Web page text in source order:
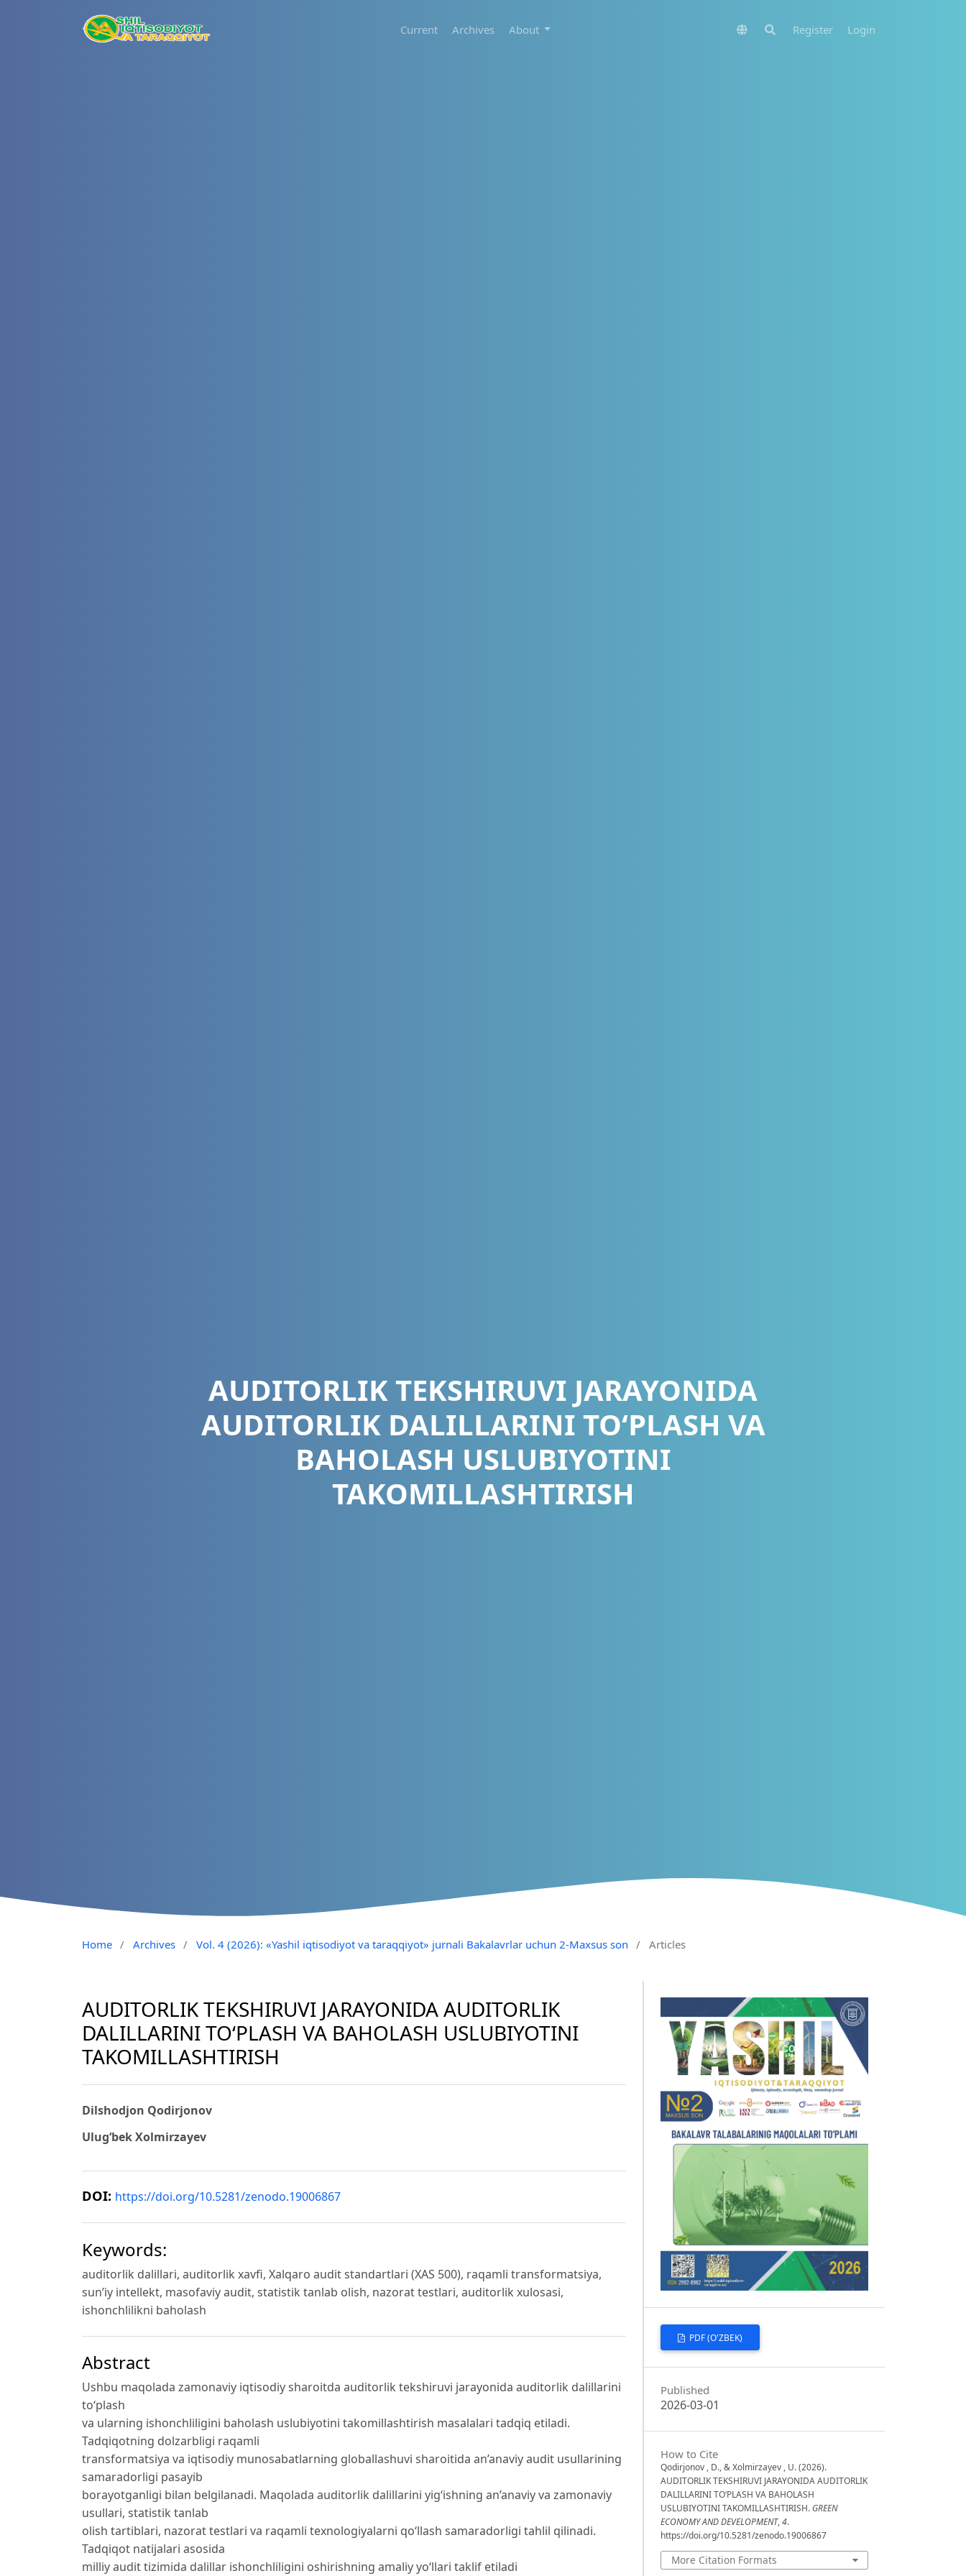
Current Archives About Register Login
AUDITORLIK TEKSHIRUVI JARAYONIDA
AUDITORLIK DALILLARINI TO‘PLASH VA
BAHOLASH USLUBIYOTINI
TAKOMILLASHTIRISH
Home / Archives / Vol. 4 (2026): «Yashil iqtisodiyot va taraqqiyot» jurnali Bakalavrlar uchun 2-Maxsus son / Articles
AUDITORLIK TEKSHIRUVI JARAYONIDA AUDITORLIK
DALILLARINI TO‘PLASH VA BAHOLASH USLUBIYOTINI
TAKOMILLASHTIRISH
Dilshodjon Qodirjonov
Ulug‘bek Xolmirzayev
DOI: https://doi.org/10.5281/zenodo.19006867
Keywords:
auditorlik dalillari, auditorlik xavfi, Xalqaro audit standartlari (XAS 500), raqamli transformatsiya,
sun’iy intellekt, masofaviy audit, statistik tanlab olish, nazorat testlari, auditorlik xulosasi,
ishonchlilikni baholash
Abstract
Ushbu maqolada zamonaviy iqtisodiy sharoitda auditorlik tekshiruvi jarayonida auditorlik dalillarini
to‘plash
va ularning ishonchliligini baholash uslubiyotini takomillashtirish masalalari tadqiq etiladi.
Tadqiqotning dolzarbligi raqamli
transformatsiya va iqtisodiy munosabatlarning globallashuvi sharoitida an’anaviy audit usullarining
samaradorligi pasayib
borayotganligi bilan belgilanadi. Maqolada auditorlik dalillarini yig‘ishning an’anaviy va zamonaviy
usullari, statistik tanlab
olish tartiblari, nazorat testlari va raqamli texnologiyalarni qo‘llash samaradorligi tahlil qilinadi.
Tadqiqot natijalari asosida
milliy audit tizimida dalillar ishonchliligini oshirishning amaliy yo‘llari taklif etiladi
PDF (O'ZBEK)
Published
2026-03-01
How to Cite
Qodirjonov , D., & Xolmirzayev , U. (2026).
AUDITORLIK TEKSHIRUVI JARAYONIDA AUDITORLIK
DALILLARINI TO‘PLASH VA BAHOLASH
USLUBIYOTINI TAKOMILLASHTIRISH. GREEN
ECONOMY AND DEVELOPMENT,4.
https://doi.org/10.5281/zenodo.19006867
More Citation Formats